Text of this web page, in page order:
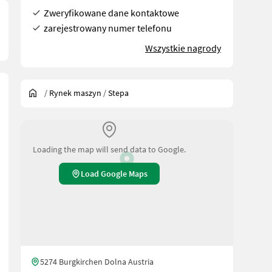
Zweryfikowane dane kontaktowe
zarejestrowany numer telefonu
Wszystkie nagrody
/ Rynek maszyn /Stepa
Loading the map will send data to Google.
Load Google Maps
5274 Burgkirchen Dolna Austria